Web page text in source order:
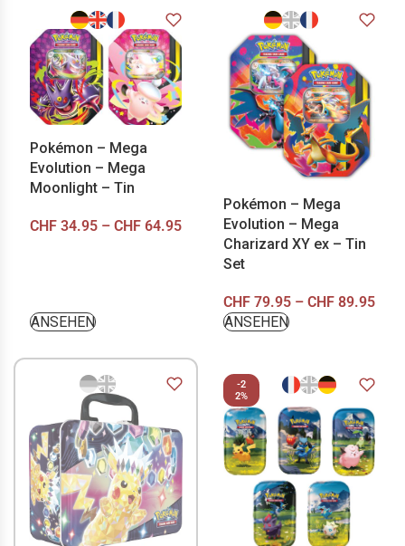
Pokémon – Mega
Evolution – Mega
Moonlight – Tin
CHF 34.95 – CHF 64.95
ANSEHEN
Pokémon – Mega
Evolution – Mega
Charizard XY ex – Tin
Set
CHF79.95 – CHF89.95
ANSEHEN
-2
2%